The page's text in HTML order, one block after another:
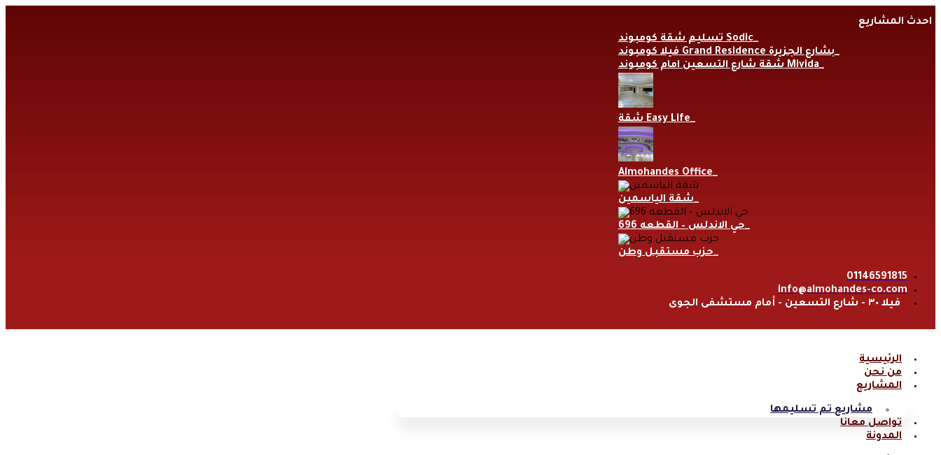
to
احدث المشاريع
تسليم شقة كومبوند Sodic
فيلا كومبوند Grand Residence بشارع الجزيرة
شقة شارع التسعين امام كومبوند Mivida
شقة Easy Life
Almohandes Office
شقة الياسمين
حي الاندلس – القطعه 696
حزب مستقبل وطن
01146591815
info@almohandes-co.com
فيلا ٣٠ - شارع التسعين - أمام مستشفى الجوى
الرئيسية
من نحن
المشاريع
مشاريع تم تسليمها
تواصل معانا
المدونة